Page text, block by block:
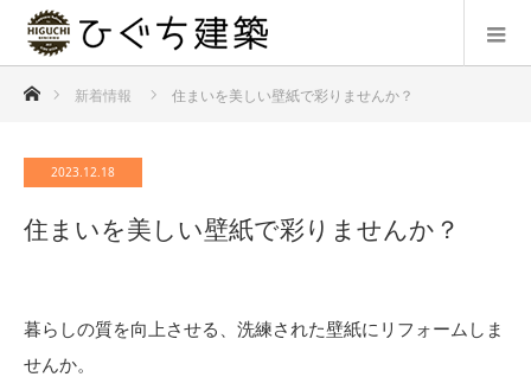
ホーム新着情報 住まいを美しい壁紙で彩りませんか？
2023.12.18
住まいを美しい壁紙で彩りませんか？
暮らしの質を向上させる、洗練された壁紙にリフォームしま
せんか。